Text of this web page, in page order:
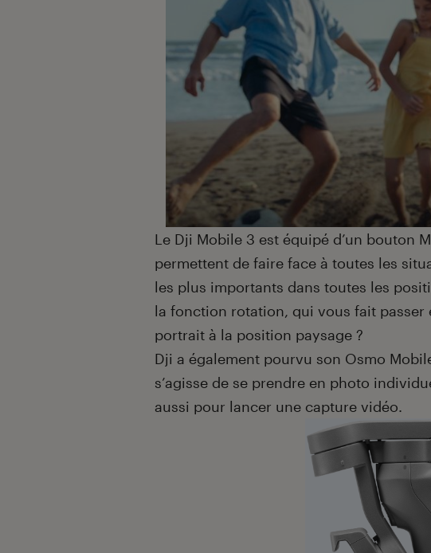
Le Dji Mobile 3 est équipé d’un bouton
permettent de faire face à toutes les
les plus importants dans toutes les
la fonction rotation, qui vous fait passer
portrait à la position paysage ?
Dji a également pourvu son Osmo
s’agisse de se prendre en photo
aussi pour lancer une capture vidéo.